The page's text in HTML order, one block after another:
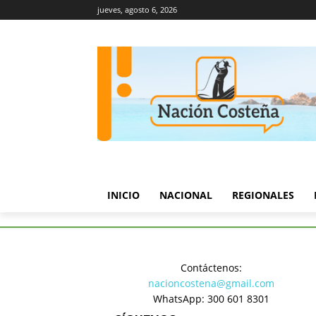
jueves, agosto 6, 2026
INICIO NACIONAL REGIONALES
Turismo y Cultura
Último
Contáctenos:
nacioncostena@gmail.com
WhatsApp: 300 601 8301